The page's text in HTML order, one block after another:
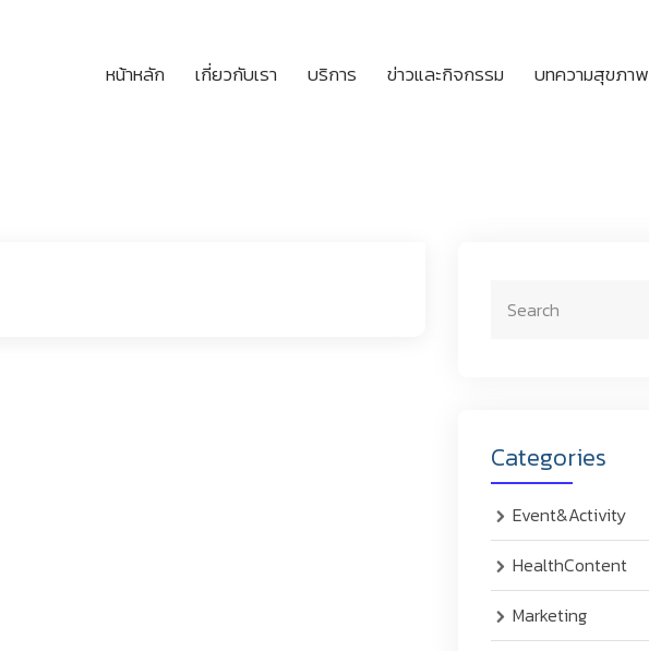
หน้าหลัก เกี่ยวกับเรา บริการ ข่าวและกิจกรรม บทความสุขภาพ
Categories
Event&Activity
HealthContent
Marketing